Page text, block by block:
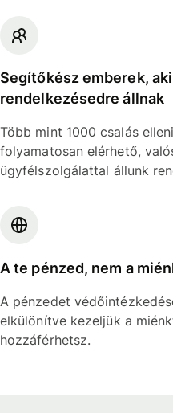
Segítőkész emberek,
rendelkezésedre állnak
Több mint 1000 csalás
folyamatosan elérhető,
ügyfélszolgálattal állunk
A te pénzed, nem a
A pénzedet
elkülönítve kezeljük a
hozzáférhetsz.